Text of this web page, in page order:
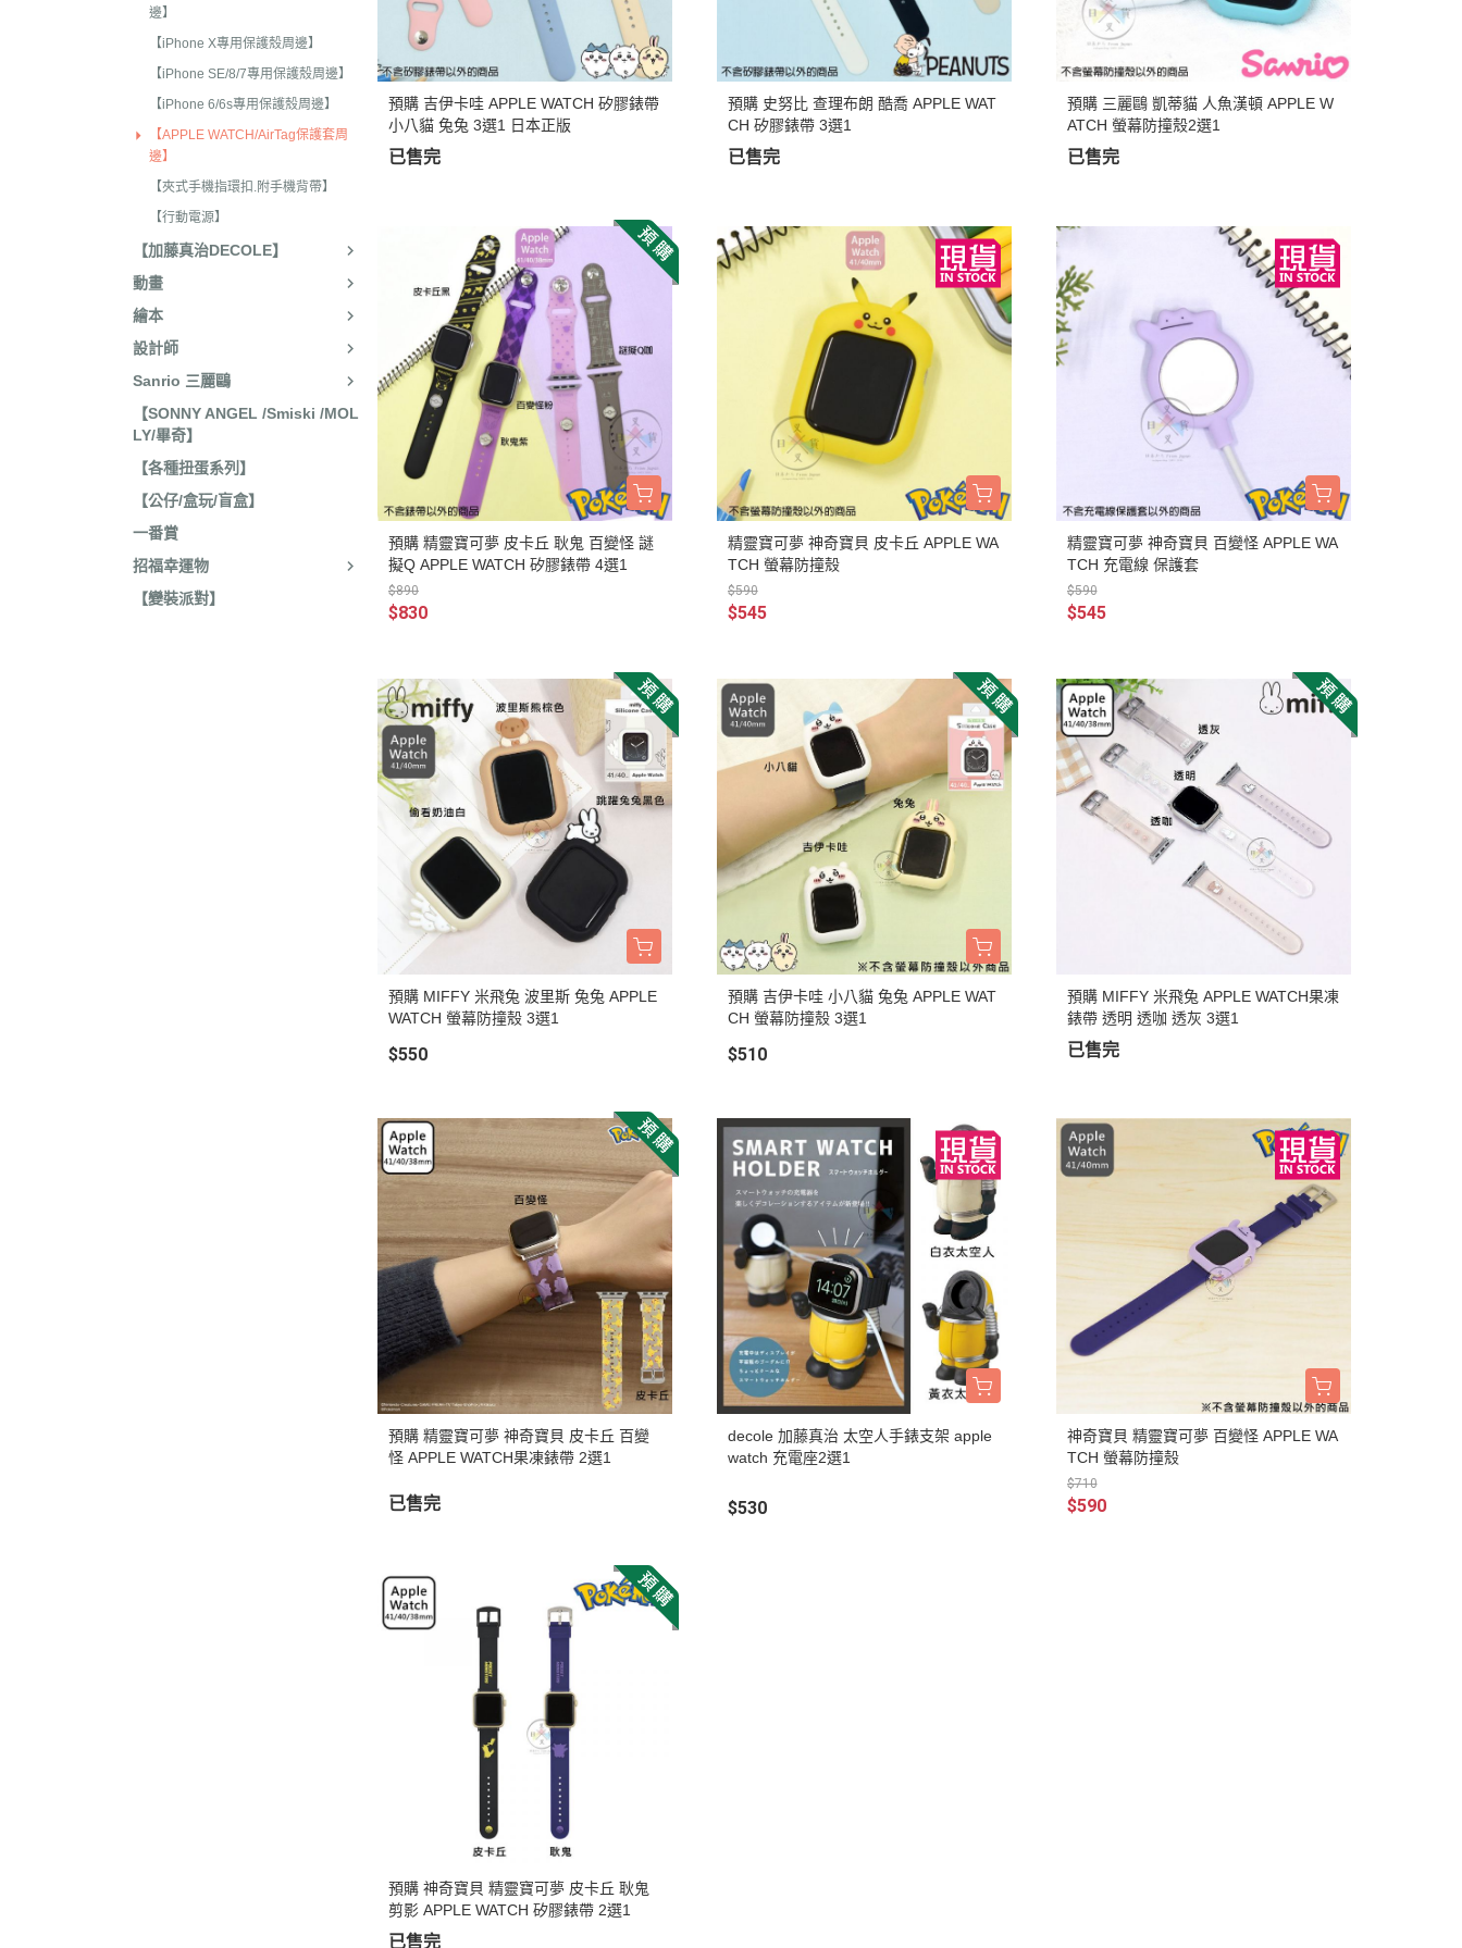
保暖小物
文具
廚房用具/餐具
飾品、美妝產品
旅行用品
2022年4月 10周年全員集合
2022年3月 10周年海底世界
2022年3月 10周年變裝柴犬
2021年11月 甜點店
2021年12月 戲院爆米花
2021年9月 美式速食店
2021年4月 公園玩耍
2021年4月 水果假期
2021年2月 花叢相遇兔兔
2021年2月 棉花糖樂園
2020年4月 露營登山系列
2020年4月 炸豬排餐系列
2020年03月 經典復古單寧牛仔
2020年02月 草莓甜點咖啡系列
貓咪三兄妺系列
睡衣派對
手機、耳機周邊
保暖小物
文具
餐具
其他
DECOLE 三毛貓酒吧
DECOLE 西瓜天堂
DECOLE 咖啡廳系列
DECOLE 秋季特產
DECOLE 旅貓
DECOLE 商店街 中華料理
DECOLE 商店街 咖啡廳
DECOLE 商店街 壽司店
DECOLE 南瓜收穫祭
DECOLE 萬聖節南瓜王國
DECOLE 昭和聖誕派對
DECOLE 耶誕市集
DECOLE 萬聖節百鬼夜行派對
DECOLE 聖誕節
DECOLE 干支虎年
DECOLE 2021牛年
DECOLE 2020鼠年
DECOLE 其他
邊】
【iPhone X專用保護殼周邊】
【iPhone SE/8/7專用保護殼周邊】
【iPhone 6/6s專用保護殼周邊】
【APPLE WATCH/AirTag保護套周
邊】
【夾式手機指環扣.附手機背帶】
【行動電源】
【加藤真治DECOLE】
動畫
繪本
設計師
Sanrio 三麗鷗
【SONNY ANGEL /Smiski /MOL
LY/畢奇】
【各種扭蛋系列】
【公仔/盒玩/盲盒】
一番賞
招福幸運物
【變裝派對】
預購 吉伊卡哇 APPLE WATCH 矽膠錶帶
小八貓 兔兔 3選1 日本正版
已售完
預購 史努比 查理布朗 酷喬 APPLE WAT
CH 矽膠錶帶 3選1
已售完
預購 三麗鷗 凱蒂貓 人魚漢頓 APPLE W
ATCH 螢幕防撞殼2選1
已售完
預購 精靈寶可夢 皮卡丘 耿鬼 百變怪 謎
擬Q APPLE WATCH 矽膠錶帶 4選1
$890
$830
精靈寶可夢 神奇寶貝 皮卡丘 APPLE WA
TCH 螢幕防撞殼
$590
$545
精靈寶可夢 神奇寶貝 百變怪 APPLE WA
TCH 充電線 保護套
$590
$545
預購 MIFFY 米飛兔 波里斯 兔兔 APPLE
WATCH 螢幕防撞殼 3選1
$550
預購 吉伊卡哇 小八貓 兔兔 APPLE WAT
CH 螢幕防撞殼 3選1
$510
預購 MIFFY 米飛兔 APPLE WATCH果凍
錶帶 透明 透咖 透灰 3選1
已售完
預購 精靈寶可夢 神奇寶貝 皮卡丘 百變
怪 APPLE WATCH果凍錶帶 2選1
已售完
decole 加藤真治 太空人手錶支架 apple
watch 充電座2選1
$530
神奇寶貝 精靈寶可夢 百變怪 APPLE WA
TCH 螢幕防撞殼
$710
$590
預購 神奇寶貝 精靈寶可夢 皮卡丘 耿鬼
剪影 APPLE WATCH 矽膠錶帶 2選1
已售完